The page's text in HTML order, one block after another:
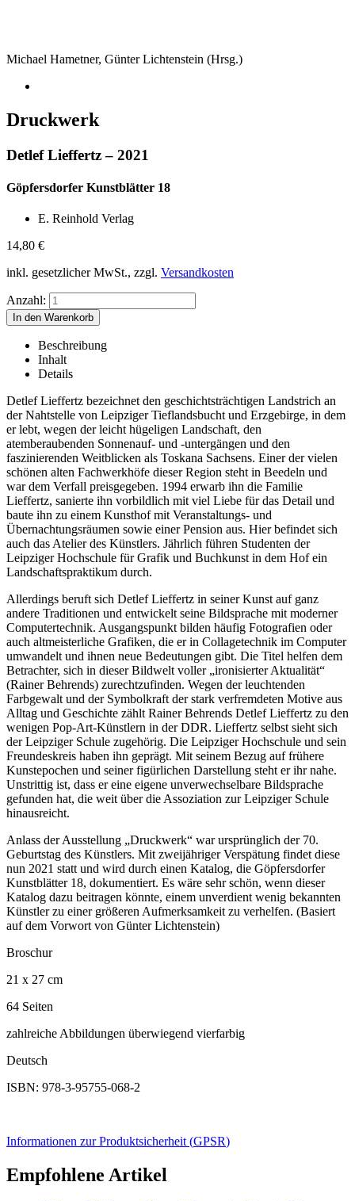
Michael Hametner, Günter Lichtenstein (Hrsg.)
Druckwerk
Detlef Lieffertz – 2021
Göpfersdorfer Kunstblätter 18
E. Reinhold Verlag
14,80 €
inkl. gesetzlicher MwSt., zzgl. Versandkosten
Anzahl:
Beschreibung
Inhalt
Details
Detlef Lieffertz bezeichnet den geschichtsträchtigen Landstrich an
der Nahtstelle von Leipziger Tieflandsbucht und Erzgebirge, in dem
er lebt, wegen der leicht hügeligen Landschaft, den
atemberaubenden Sonnenauf- und -untergängen und den
faszinierenden Weitblicken als Toskana Sachsens. Einer der vielen
schönen alten Fachwerkhöfe dieser Region steht in Beedeln und
war dem Verfall preisgegeben. 1994 erwarb ihn die Familie
Lieffertz, sanierte ihn vorbildlich mit viel Liebe für das Detail und
baute ihn zu einem Kunsthof mit Veranstaltungs- und
Übernachtungsräumen sowie einer Pension aus. Hier befindet sich
auch das Atelier des Künstlers. Jährlich führen Studenten der
Leipziger Hochschule für Grafik und Buchkunst in dem Hof ein
Landschaftspraktikum durch.
Allerdings beruft sich Detlef Lieffertz in seiner Kunst auf ganz
andere Traditionen und entwickelt seine Bildsprache mit moderner
Computertechnik. Ausgangspunkt bilden häufig Fotografien oder
auch altmeisterliche Grafiken, die er in Collagetechnik im Computer
umwandelt und ihnen neue Bedeutungen gibt. Die Titel helfen dem
Betrachter, sich in dieser Bildwelt voller „ironisierter Aktualität“
(Rainer Behrends) zurechtzufinden. Wegen der leuchtenden
Farbgewalt und der Symbolkraft der stark verfremdeten Motive aus
Alltag und Geschichte zählt Rainer Behrends Detlef Lieffertz zu den
wenigen Pop-Art-Künstlern in der DDR. Lieffertz selbst sieht sich
der Leipziger Schule zugehörig. Die Leipziger Hochschule und sein
Freundeskreis haben ihn geprägt. Mit seinem Bezug auf frühere
Kunstepochen und seiner figürlichen Darstellung steht er ihr nahe.
Unstrittig ist, dass er eine eigene unverwechselbare Bildsprache
gefunden hat, die weit über die Assoziation zur Leipziger Schule
hinausreicht.
Anlass der Ausstellung „Druckwerk“ war ursprünglich der 70.
Geburtstag des Künstlers. Mit zweijähriger Verspätung findet diese
nun 2021 statt und wird durch einen Katalog, die Göpfersdorfer
Kunstblätter 18, dokumentiert. Es wäre sehr schön, wenn dieser
Katalog dazu beitragen könnte, einem unverdient wenig bekannten
Künstler zu einer größeren Aufmerksamkeit zu verhelfen. (Basiert
auf dem Vorwort von Günter Lichtenstein)
Broschur
21 x 27 cm
64 Seiten
zahlreiche Abbildungen überwiegend vierfarbig
Deutsch
ISBN: 978-3-95755-068-2
Informationen zur Produktsicherheit (GPSR)
Empfohlene Artikel